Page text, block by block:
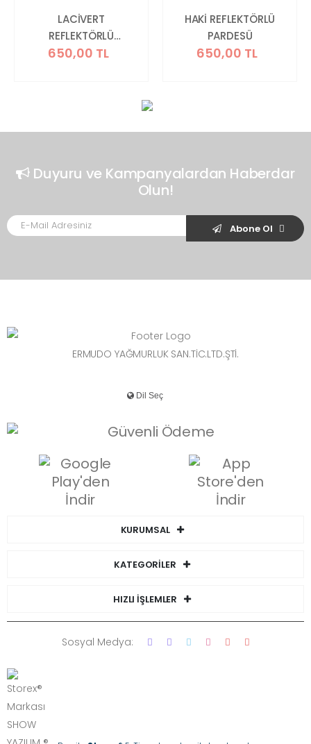
LACİVERT
REFLEKTÖRLÜ
PARDESÜ
650,00 TL
HAKİ REFLEKTÖRLÜ
PARDESÜ
650,00 TL
Duyuru ve Kampanyalardan Haberdar
Olun!
Abone Ol
ERMUDO YAĞMURLUK SAN.TİC.LTD.ŞTİ.
KURUMSAL
KATEGORİLER
HIZLI İŞLEMLER
Sosyal Medya: